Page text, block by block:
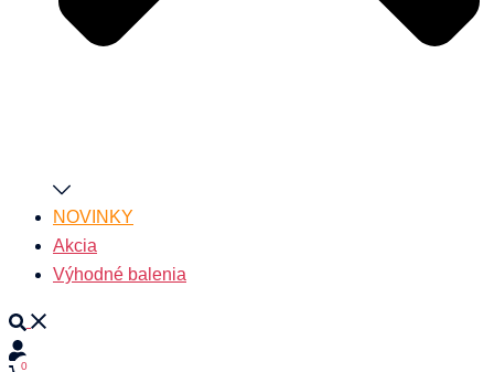
NOVINKY
Akcia
Výhodné balenia
Search
0